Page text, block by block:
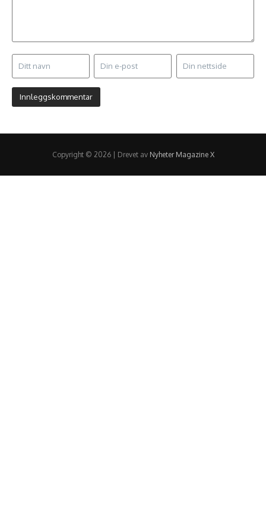
Copyright © 2026 | Drevet av Nyheter Magazine X